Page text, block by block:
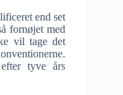
end set
fornøjet med
vil tage det
tyve års